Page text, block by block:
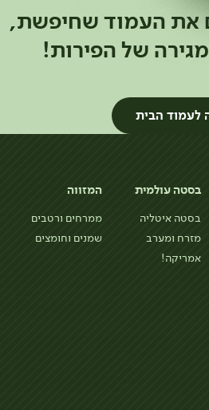
את העמוד שחיפשת,
של הפירות!
לעמוד הבית
בסטה עולמית
בסטה איטליה
מזרח ומערב
אמריקה!
המזווה
ממרחים ורטבים
שמנים וחומצים